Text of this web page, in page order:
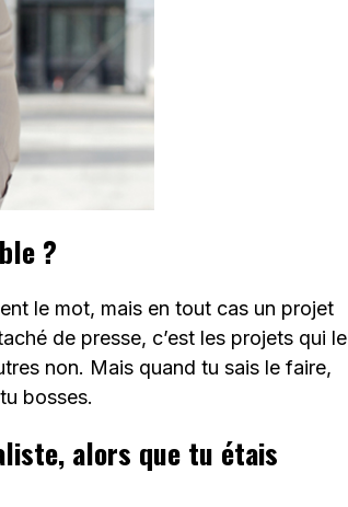
?
le mot, mais en tout cas un projet
de presse, c’est les projets qui le
non. Mais quand tu sais le faire,
bosses.
alors que tu étais